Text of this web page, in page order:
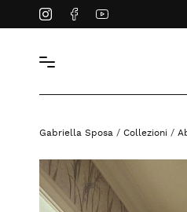
Instagram
Facebook
YouTube
Gabriella Sposa / Collezioni /